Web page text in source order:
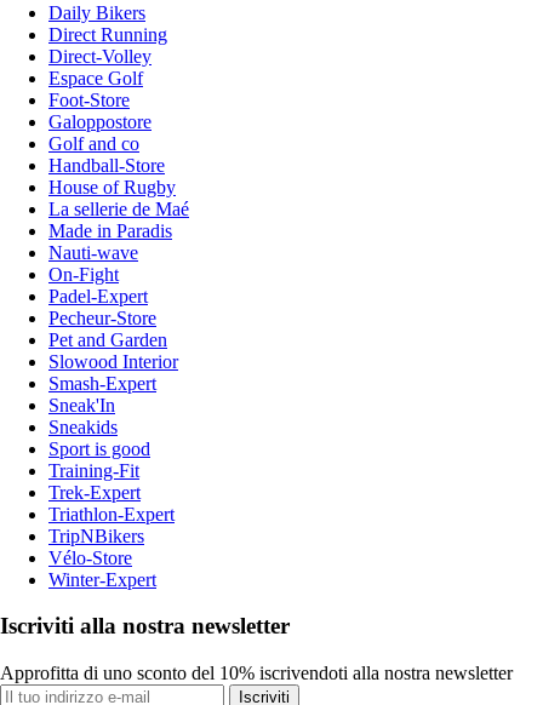
Daily Bikers
Direct Running
Direct-Volley
Espace Golf
Foot-Store
Galoppostore
Golf and co
Handball-Store
House of Rugby
La sellerie de Maé
Made in Paradis
Nauti-wave
On-Fight
Padel-Expert
Pecheur-Store
Pet and Garden
Slowood Interior
Smash-Expert
Sneak'In
Sneakids
Sport is good
Training-Fit
Trek-Expert
Triathlon-Expert
TripNBikers
Vélo-Store
Winter-Expert
Iscriviti alla nostra newsletter
Approfitta di uno sconto del 10% iscrivendoti alla nostra newsletter
Iscriviti